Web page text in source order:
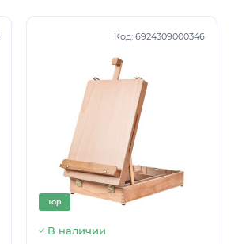
Код: 6924309000346
Top
В наличии